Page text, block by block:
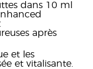
dans 10 ml
après
et les
et vitalisante.